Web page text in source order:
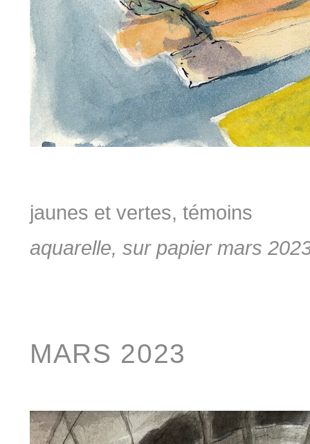
jaunes et vertes, témoins
aquarelle, sur papier mars
MARS 2023